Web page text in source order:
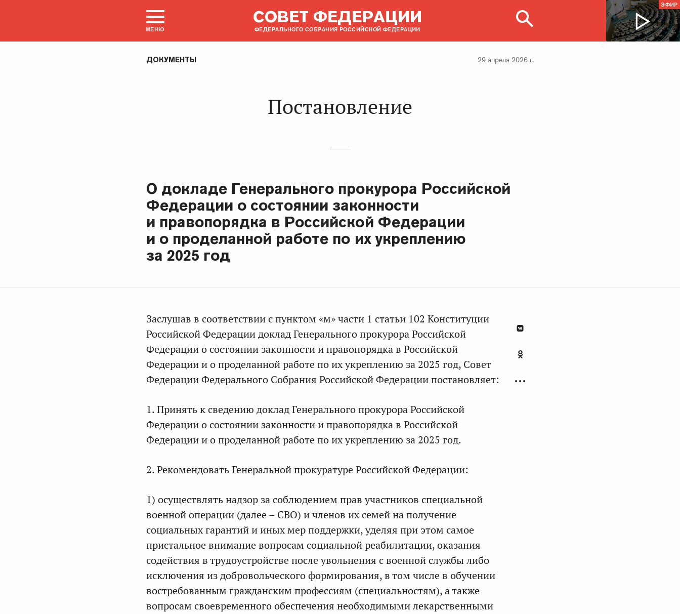
МЕНЮ
СОВЕТ ФЕДЕРАЦИИ
ФЕДЕРАЛЬНОГО СОБРАНИЯ РОССИЙСКОЙ ФЕДЕРАЦИИ
ЭФИР
ДОКУМЕНТЫ
Постановление
О докладе Генерального прокурора Российской
Федерации о состоянии законности
и правопорядка в Российской Федерации
и о проделанной работе по их укреплению
за 2025 год
29 апреля 2026 г.
Заслушав в соответствии с пунктом «м» части 1 статьи 102 Конституции
Российской Федерации доклад Генерального прокурора Российской
Федерации о состоянии законности и правопорядка в Российской
Федерации и о проделанной работе по их укреплению за 2025 год, Совет
Федерации Федерального Собрания Российской Федерации постановляет:
1. Принять к сведению доклад Генерального прокурора Российской
Федерации о состоянии законности и правопорядка в Российской
Федерации и о проделанной работе по их укреплению за 2025 год.
2. Рекомендовать Генеральной прокуратуре Российской Федерации:
1) осуществлять надзор за соблюдением прав участников специальной
военной операции (далее – СВО) и членов их семей на получение
социальных гарантий и иных мер поддержки, уделяя при этом самое
пристальное внимание вопросам социальной реабилитации, оказания
содействия в трудоустройстве после увольнения с военной службы либо
исключения из добровольческого формирования, в том числе в обучении
востребованным гражданским профессиям (специальностям), а также
вопросам своевременного обеспечения необходимыми лекарственными